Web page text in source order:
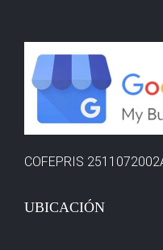
COFEPRIS
UBICACIÓN